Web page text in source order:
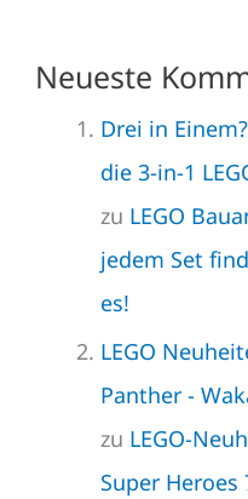
Neueste
Drei in
die 3-in-1
zu LEGO
jedem Set
es!
LEGO
Panther -
zu LEGO-
Super Heroes